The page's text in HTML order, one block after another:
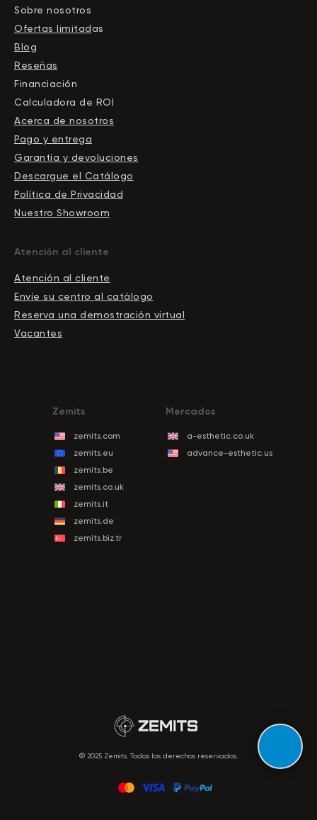
Sobre nosotros
Ofertas limitadas
Blog
Reseñas
Financiación
Calculadora de ROI
Acerca de nosotros
Pago y entrega
Garantía y devoluciones
Descargue el Сatálogo
Política de Privacidad
Nuestro Showroom
Atención al cliente
Atención al cliente
Envíe su centro al catálogo
Reserva una demostración virtual
Vacantes
zemits.com
zemits.eu
zemits.be
zemits.co.uk
zemits.it
zemits.de
zemits.biz.tr
Zemits
a-esthetic.co.uk
advance-esthetic.us
Mercados
© 2025 Zemits. Todos los derechos reservados.